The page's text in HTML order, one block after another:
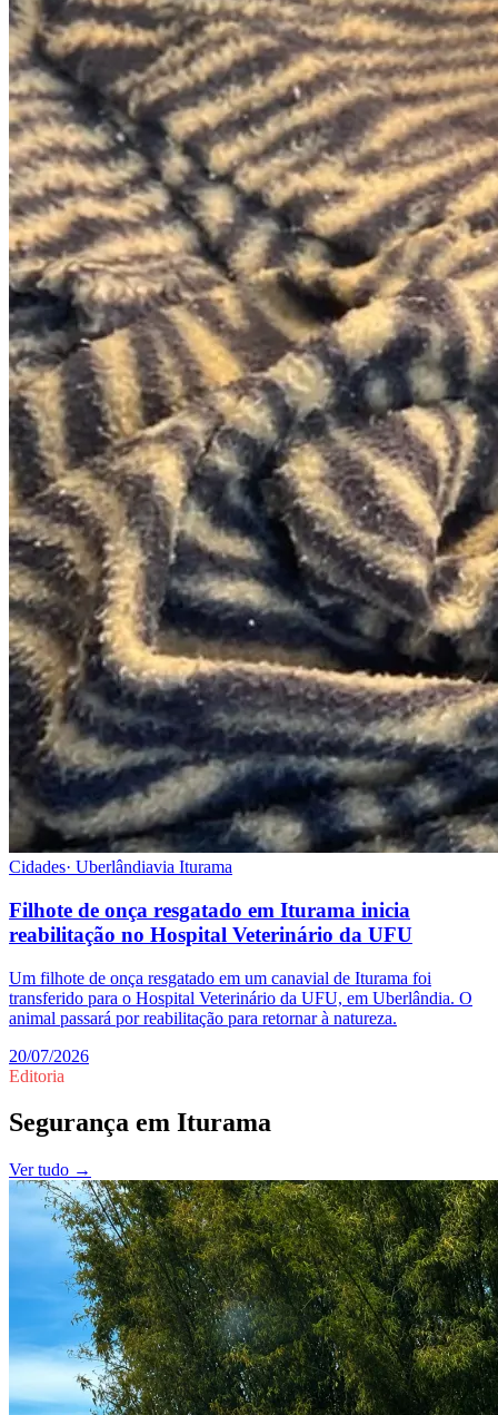
Cidades· Uberlândiavia Iturama
Filhote de onça resgatado em Iturama inicia
reabilitação no Hospital Veterinário da UFU
Um filhote de onça resgatado em um canavial de Iturama foi
transferido para o Hospital Veterinário da UFU, em Uberlândia. O
animal passará por reabilitação para retornar à natureza.
20/07/2026
Editoria
Segurança em Iturama
Ver tudo →